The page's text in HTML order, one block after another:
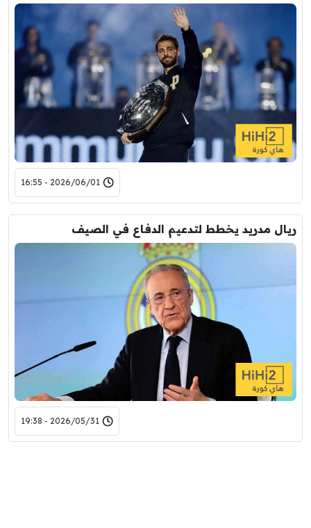
2026/06/01 - 16:55
ريال مدريد يخطط لتدعيم الدفاع في الصيف
2026/05/31 - 19:38